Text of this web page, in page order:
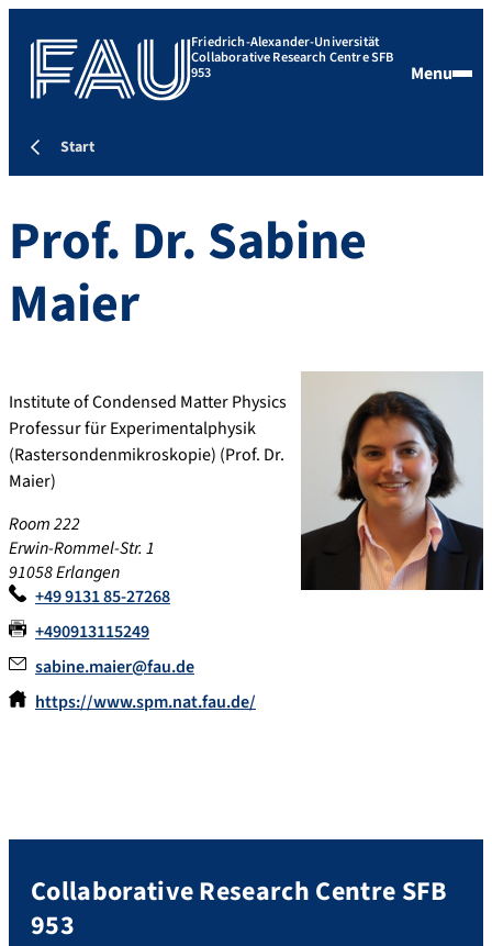
Friedrich-Alexander-Universität
Collaborative Research Centre SFB
953 Menu
Start
Prof. Dr. Sabine
Maier
Institute of Condensed Matter Physics
Professur für Experimentalphysik
(Rastersondenmikroskopie) (Prof. Dr.
Maier)
Room 222
Erwin-Rommel-Str. 1
91058 Erlangen
+49 9131 85-27268
+490913115249
sabine.maier@fau.de
https://www.spm.nat.fau.de/
Collaborative Research Centre SFB
953